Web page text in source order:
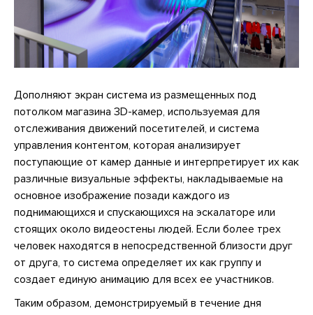
Дополняют экран система из размещенных под
потолком магазина 3D-камер, используемая для
отслеживания движений посетителей, и система
управления контентом, которая анализирует
поступающие от камер данные и интерпретирует их как
различные визуальные эффекты, накладываемые на
основное изображение позади каждого из
поднимающихся и спускающихся на эскалаторе или
стоящих около видеостены людей. Если более трех
человек находятся в непосредственной близости друг
от друга, то система определяет их как группу и
создает единую анимацию для всех ее участников.
Таким образом, демонстрируемый в течение дня